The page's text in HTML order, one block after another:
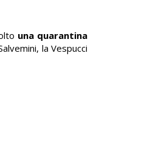
una quarantina
la Vespucci